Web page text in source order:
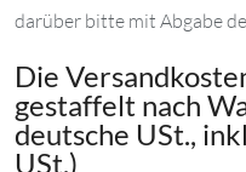
darüber bitte mit Abgabe
Die
gestaffelt nach
deutsche USt.,
USt.)